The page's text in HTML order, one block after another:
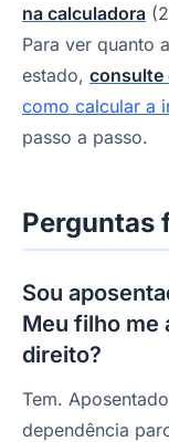
na calculadora
Para ver quanto
estado, consulte
como calcular a
passo a passo.
Perguntas
Sou
Meu filho me
direito?
Tem.
dependência